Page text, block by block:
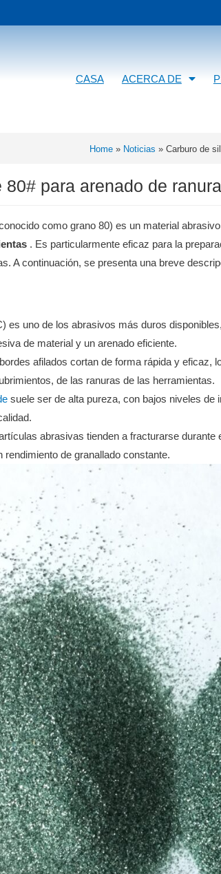
CASA ACERCA DE
Home » Noticias » Carburo de
para arenado de
como grano 80) es un material
. Es particularmente eficaz para la
A continuación, se presenta una breve
es uno de los abrasivos más duros
de material y un arenado eficiente.
afilados cortan de forma rápida y eficaz,
de las ranuras de las herramientas.
suele ser de alta pureza, con bajos niveles de
abrasivas tienden a fracturarse durante
de granallado constante.